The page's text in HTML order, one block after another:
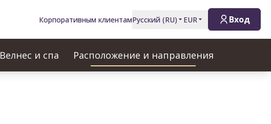
Корпоративным клиентамРусский (RU) EUR Вход
Велнес и спа Расположение и направления